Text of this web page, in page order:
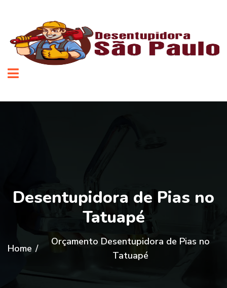
Desentupidora de Pias no
Tatuapé
Home /
Orçamento Desentupidora de Pias no
Tatuapé